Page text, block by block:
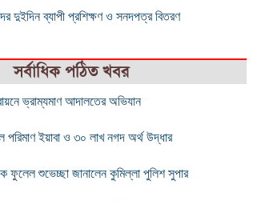
দুইদিন ব্যাপী প্রশিক্ষণ ও সনদপত্র বিতরণ
সর্বাধিক পঠিত খবর
ভ্রাম্যমাণ আদালতের অভিযান
পরিমাণ ইয়াবা ও ৩০ লাখ নগদ অর্থ উদ্ধার
ফুলেল শুভেচ্ছা জানালেন কুমিল্লা পুলিশ সুপার